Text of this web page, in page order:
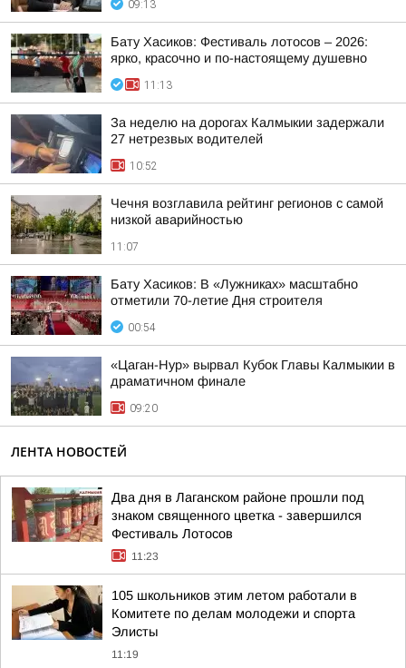
09:13
Бату Хасиков: Фестиваль лотосов – 2026:
ярко, красочно и по-настоящему душевно
11:13
За неделю на дорогах Калмыкии задержали
27 нетрезвых водителей
10:52
Чечня возглавила рейтинг регионов с самой
низкой аварийностью
11:07
Бату Хасиков: В «Лужниках» масштабно
отметили 70-летие Дня строителя
00:54
«Цаган-Нур» вырвал Кубок Главы Калмыкии в
драматичном финале
09:20
ЛЕНТА НОВОСТЕЙ
Два дня в Лаганском районе прошли под
знаком священного цветка - завершился
Фестиваль Лотосов
11:23
105 школьников этим летом работали в
Комитете по делам молодежи и спорта
Элисты
11:19